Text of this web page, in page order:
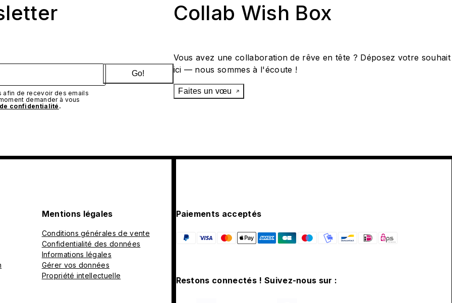
afin de recevoir des emails
demander à vous
confidentialité .
Go!
Collab Wish Box
Vous avez une collaboration de rêve en tête ? Déposez votre souhait
ici — nous sommes à l'écoute !
Faites un vœu
Mentions légales
Conditions générales de vente
Confidentialité des données
Informations légales
Gérer vos données
Propriété intellectuelle
Paiements acceptés
Restons connectés ! Suivez-nous sur :